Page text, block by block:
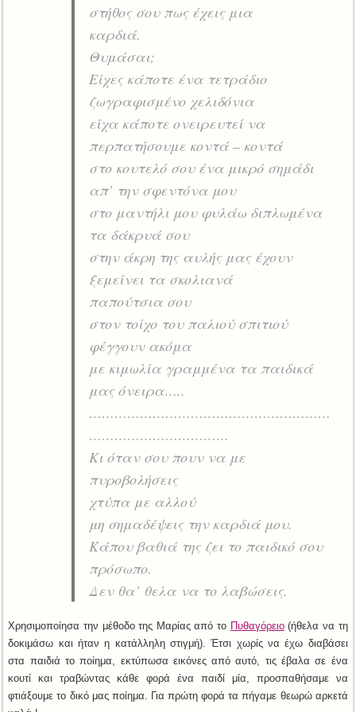
στήθος σου πως έχεις μια
καρδιά.
Θυμάσαι;
Είχες κάποτε ένα τετράδιο
ζωγραφισμένο χελιδόνια
είχα κάποτε ονειρευτεί να
περπατήσουμε κοντά – κοντά
στο κουτελό σου ένα μικρό σημάδι
απ’ την σφεντόνα μου
στο μαντήλι μου φυλάω διπλωμένα
τα δάκρυά σου
στην άκρη της αυλής μας έχουν
ξεμείνει τα σκολιανά
παπούτσια σου
στον τοίχο του παλιού σπιτιού
φέγγουν ακόμα
με κιμωλία γραμμένα τα παιδικά
μας όνειρα…..
…………………………………………………
……………………………
Κι όταν σου πουν να με
πυροβολήσεις
χτύπα με αλλού
μη σημαδέψεις την καρδιά μου.
Κάπου βαθιά της ζει το παιδικό σου
πρόσωπο.
Δεν θα’ θελα να το λαβώσεις.
Χρησιμοποίησα την μέθοδο της Μαρίας από το Πυθαγόρειο(ήθελα να τη
δοκιμάσω και ήταν η κατάλληλη στιγμή). Έτσι χωρίς να έχω διαβάσει
στα παιδιά το ποίημα, εκτύπωσα εικόνες από αυτό, τις έβαλα σε ένα
κουτί και τραβώντας κάθε φορά ένα παιδί μία, προσπαθήσαμε να
φτιάξουμε το δικό μας ποίημα. Για πρώτη φορά τα πήγαμε θεωρώ αρκετά